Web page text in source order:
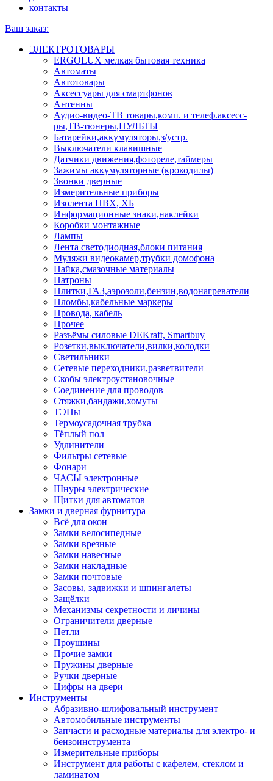
контакты
Ваш заказ:
ЭЛЕКТРОТОВАРЫ
ERGOLUX мелкая бытовая техника
Автоматы
Автотовары
Аксессуары для смартфонов
Антенны
Аудио-видео-ТВ товары,комп. и телеф.аксесс-
ры,ТВ-тюнеры,ПУЛЬТЫ
Батарейки,аккумуляторы,з/устр.
Выключатели клавишные
Датчики движения,фотореле,таймеры
Зажимы аккумуляторные (крокодилы)
Звонки дверные
Измерительные приборы
Изолента ПВХ, ХБ
Информационные знаки,наклейки
Коробки монтажные
Лампы
Лента светодиодная,блоки питания
Муляжи видеокамер,трубки домофона
Пайка,смазочные материалы
Патроны
Плитки,ГАЗ,аэрозоли,бензин,водонагреватели
Пломбы,кабельные маркеры
Провода, кабель
Прочее
Разъёмы силовые DEKraft, Smartbuy
Розетки,выключатели,вилки,колодки
Светильники
Сетевые переходники,разветвители
Скобы электроустановочные
Соединение для проводов
Стяжки,бандажи,хомуты
ТЭНы
Термоусадочная трубка
Тёплый пол
Удлинители
Фильтры сетевые
Фонари
ЧАСЫ электронные
Шнуры электрические
Щитки для автоматов
Замки и дверная фурнитура
Всё для окон
Замки велосипедные
Замки врезные
Замки навесные
Замки накладные
Замки почтовые
Засовы, задвижки и шпингалеты
Защёлки
Механизмы секретности и личины
Ограничители дверные
Петли
Проушины
Прочие замки
Пружины дверные
Ручки дверные
Цифры на двери
Инструменты
Абразивно-шлифовальный инструмент
Автомобильные инструменты
Запчасти и расходные материалы для электро- и
бензоинструмента
Измерительные приборы
Инструмент для работы с кафелем, стеклом и
ламинатом